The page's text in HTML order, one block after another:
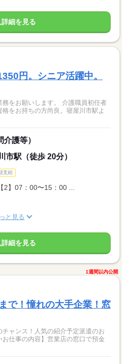
細を見る
円。シニア活躍中。
をお願いします。 介護職員初任者
をお持ちの方尚良。寝屋川市駅よ
護等）
市駅（徒歩 20分）
支給
2】07：00〜15：00 ...
と見る
細を見る
1週間以内公開
で！憧れの大手企業！窓
チャンス！人気の紹介予定派遣のお
事の内容】営業店の窓口で預金